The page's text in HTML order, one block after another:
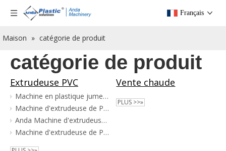
Français
Maison » catégorie de produit
catégorie de produit
Extrudeuse PVC
Machine en plastique jumelle conique d'extrudeuse de feuille de PVC de machine d'extrudeuse de vis de Sjsz 65/138
Machine d'extrudeuse de PVC à vis unique
Anda Machine d'extrudeuse de plastique pour panneaux muraux en PVC
Machine d'extrudeuse de PVC à double vis
Vente chaude
PLUS >>»